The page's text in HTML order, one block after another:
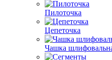
Пилоточка
Цепеточка
Чашка